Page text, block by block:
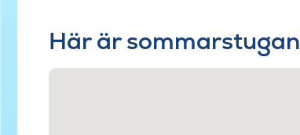
Här är sommarstugan